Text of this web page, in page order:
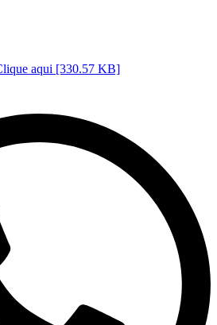
aqui [330.57 KB]